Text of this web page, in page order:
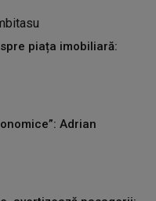
piața imobiliară:
Adrian